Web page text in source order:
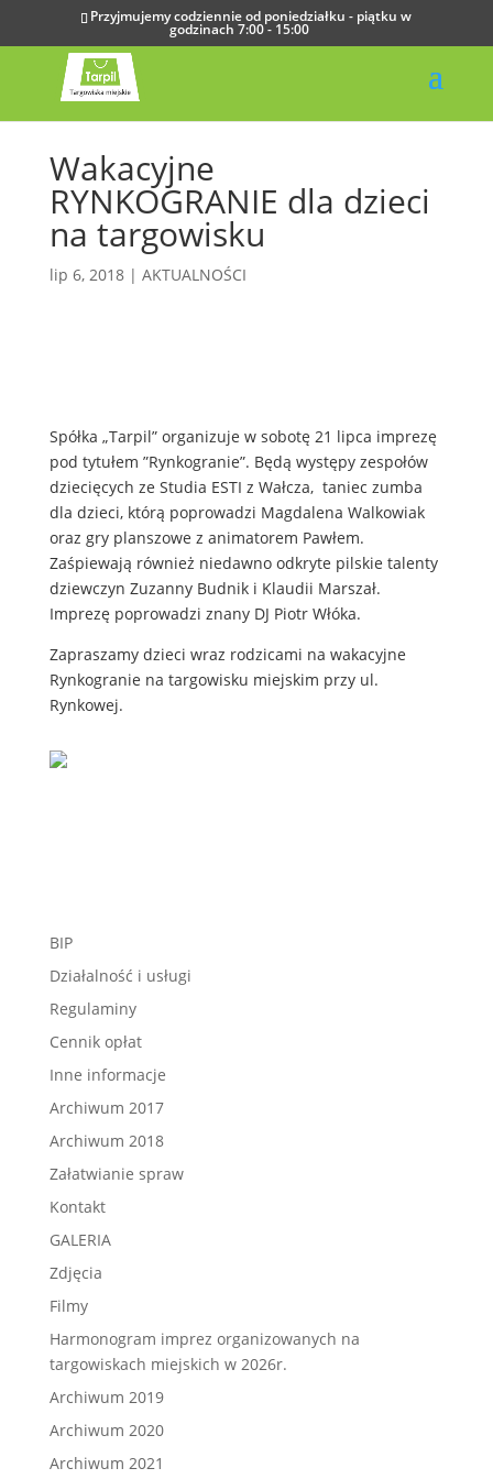
Przyjmujemy codziennie od poniedziałku - piątku w
godzinach 7:00 - 15:00
Wakacyjne
RYNKOGRANIE dla dzieci
na targowisku
lip 6, 2018| AKTUALNOŚCI
Spółka „Tarpil” organizuje w sobotę 21 lipca imprezę
pod tytułem ”Rynkogranie”. Będą występy zespołów
dziecięcych ze Studia ESTI z Wałcza, taniec zumba
dla dzieci, którą poprowadzi Magdalena Walkowiak
oraz gry planszowe z animatorem Pawłem.
Zaśpiewają również niedawno odkryte pilskie talenty
dziewczyn Zuzanny Budnik i Klaudii Marszał.
Imprezę poprowadzi znany DJ Piotr Włóka.
Zapraszamy dzieci wraz rodzicami na wakacyjne
Rynkogranie na targowisku miejskim przy ul.
Rynkowej.
BIP
Działalność i usługi
Regulaminy
Cennik opłat
Inne informacje
Archiwum 2017
Archiwum 2018
Załatwianie spraw
Kontakt
GALERIA
Zdjęcia
Filmy
Harmonogram imprez organizowanych na
targowiskach miejskich w 2026r.
Archiwum 2019
Archiwum 2020
Archiwum 2021